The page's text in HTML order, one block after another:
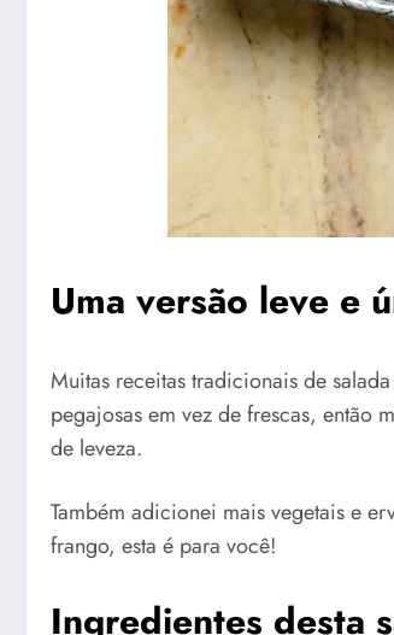
Uma versão leve e
Muitas receitas tradicionais de
pegajosas em vez de frescas, então
de leveza.
Também adicionei mais vegetais e
frango, esta é para você!
Ingredientes desta